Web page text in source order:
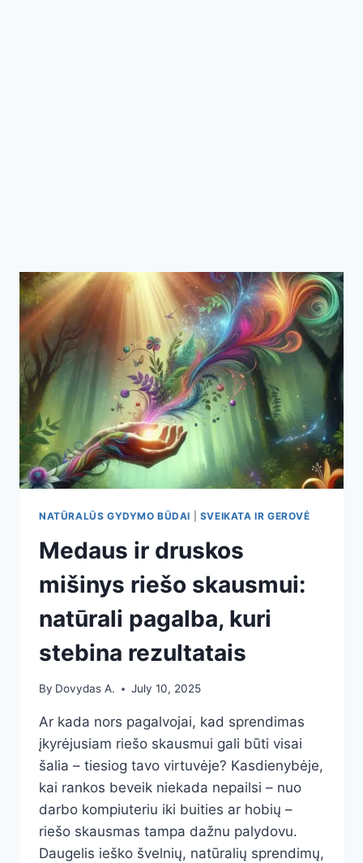
NATŪRALŪS GYDYMO BŪDAI SVEIKATA IR GEROVĖ
Medaus ir druskos
mišinys riešo skausmui:
natūrali pagalba, kuri
stebina rezultatais
By Dovydas A. July 10, 2025
Ar kada nors pagalvojai, kad sprendimas
įkyrėjusiam riešo skausmui gali būti visai
šalia – tiesiog tavo virtuvėje? Kasdienybėje,
kai rankos beveik niekada nepailsi – nuo
darbo kompiuteriu iki buities ar hobių –
riešo skausmas tampa dažnu palydovu.
Daugelis ieško švelnių, natūralių sprendimų,